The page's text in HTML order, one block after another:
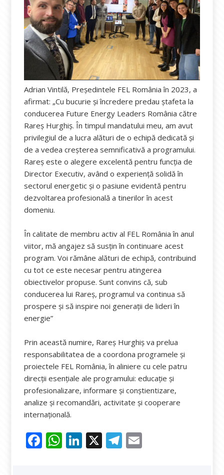
Adrian Vintilă, Președintele FEL România în 2023, a
afirmat: „Cu bucurie și încredere predau ștafeta la
conducerea Future Energy Leaders România către
Rareș Hurghiș. În timpul mandatului meu, am avut
privilegiul de a lucra alături de o echipă dedicată și
de a vedea creșterea semnificativă a programului.
Rareș este o alegere excelentă pentru funcția de
Director Executiv, având o experiență solidă în
sectorul energetic și o pasiune evidentă pentru
dezvoltarea profesională a tinerilor în acest
domeniu.
În calitate de membru activ al FEL România în anul
viitor, mă angajez să susțin în continuare acest
program. Voi rămâne alături de echipă, contribuind
cu tot ce este necesar pentru atingerea
obiectivelor propuse. Sunt convins că, sub
conducerea lui Rareș, programul va continua să
prospere și să inspire noi generații de lideri în
energie”
Prin această numire, Rareș Hurghiș va prelua
responsabilitatea de a coordona programele și
proiectele FEL România, în aliniere cu cele patru
direcții esențiale ale programului: educație și
profesionalizare, informare și conștientizare,
analize și recomandări, activitate și cooperare
internațională.
F W Li X T